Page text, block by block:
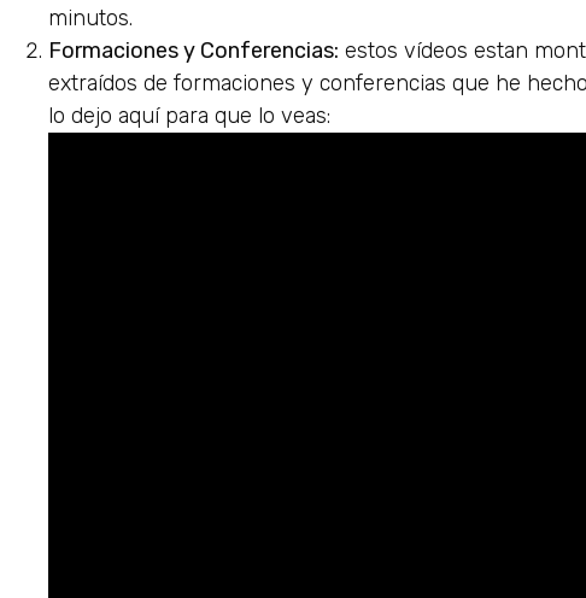
minutos.
Formaciones y Conferencias: estos vídeos estan
extraídos de formaciones y conferencias que he
lo dejo aquí para que lo veas: